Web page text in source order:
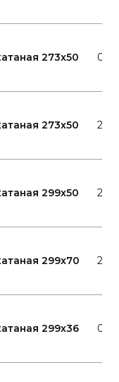
273x50
273x50 20
299x50 20
299x70 20
299x36